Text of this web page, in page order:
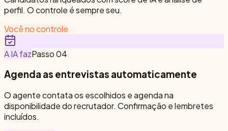
perfil. O controle é sempre seu.
Você no controle
A IA fazPasso04
Agenda as entrevistas automaticamente
O agente contata os escolhidos e agenda na
disponibilidade do recrutador. Confirmação e lembretes
incluídos.